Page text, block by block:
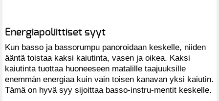
Energiapoliittiset syyt
Kun basso ja bassorumpu panoroidaan keskelle, niiden
ääntä toistaa kaksi kaiutinta, vasen ja oikea. Kaksi
kaiutinta tuottaa huoneeseen matalille taajuuksille
enemmän energiaa kuin vain toisen kanavan yksi kaiutin.
Tämä on hyvä syy sijoittaa basso-instru-mentit keskelle.